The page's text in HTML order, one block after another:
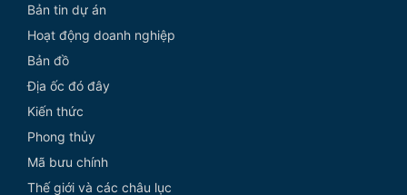
Bản tin dự án
Hoạt động doanh nghiệp
Bản đồ
Địa ốc đó đây
Kiến thức
Phong thủy
Mã bưu chính
Thế giới và các châu lục